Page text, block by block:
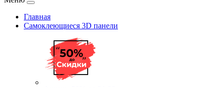
Главная
Самоклеющиеся 3D панели